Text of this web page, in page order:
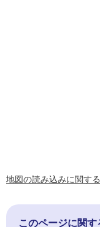
地図の読み込みに関す
このページに関